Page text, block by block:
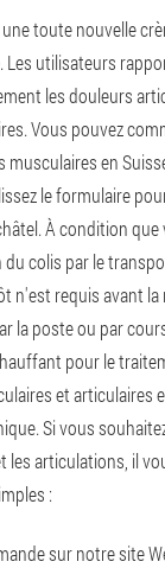
toute nouvelle
Les utilisateurs
les douleurs
Vous pouvez
musculaires en
le formulaire
À condition que
colis par le
n'est requis avant
la poste ou par
pour le
et articulaires
Si vous
les articulations, il
:
sur notre site